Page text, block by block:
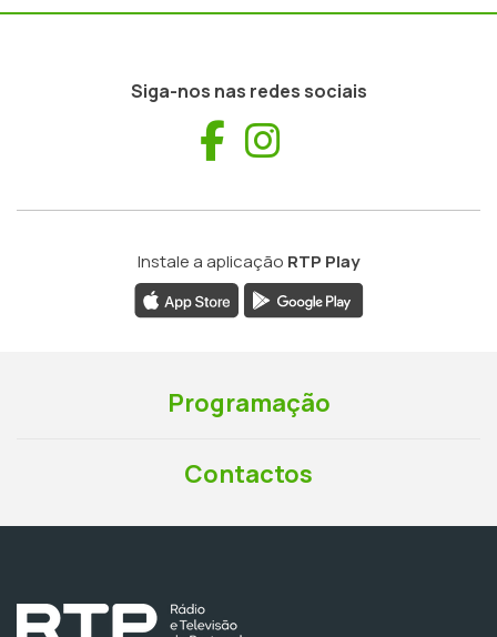
Siga-nos nas redes sociais
Facebook
Instale a aplicação RTP Play
Programação
Contactos